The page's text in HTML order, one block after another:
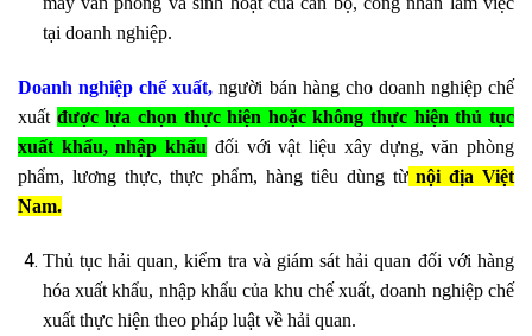
tại doanh nghiệp.
Doanh nghiệp chế xuất, người bán hàng cho doanh nghiệp chế
xuất được lựa chọn thực hiện hoặc không thực hiện thủ tục
xuất khẩu, nhập khẩu đối với vật liệu xây dựng, văn phòng
phẩm, lương thực, thực phẩm, hàng tiêu dùng từnội địa Việt
Nam.
Thủ tục hải quan, kiểm tra và giám sát hải quan đối với hàng
hóa xuất khẩu, nhập khẩu của khu chế xuất, doanh nghiệp chế
xuất thực hiện theo pháp luật về hải quan.